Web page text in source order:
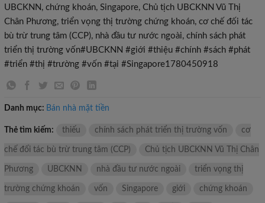
UBCKNN, chứng khoán, Singapore, Chủ tịch UBCKNN Vũ Thị
Chân Phương, triển vọng thị trường chứng khoán, cơ chế đối tác
bù trừ trung tâm (CCP), nhà đầu tư nước ngoài, chính sách phát
triển thị trường vốn#UBCKNN #giới #thiệu #chính #sách #phát
#triển #thị #trường #vốn #tại #Singapore1780450918
Danh mục: Bán nhà mặt tiền
Thẻ tìm kiếm: thiếu chính sách phát triển thị trường vốn cơ
chế đối tác bù trừ trung tâm (CCP) Chủ tịch UBCKNN Vũ Thị Chân
Phương UBCKNN nhà đầu tư nước ngoài triển vọng thị
trường chứng khoán vốn Singapore giới chứng khoán